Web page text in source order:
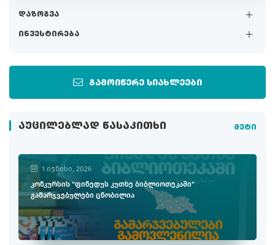
დაზოგვა
ინვესტირება
გამოიწერე სიახლეები
ᲐᲣᲪᲘᲚᲔᲑᲚᲐᲓ ᲬᲐᲡᲐᲙᲘᲗᲮᲘ მეტი
1 ივნისი, 2026
კონკურსის "ფინედუს კუთხე ბიბლიოთეკაში"
გამარჯვებულები ცნობილია